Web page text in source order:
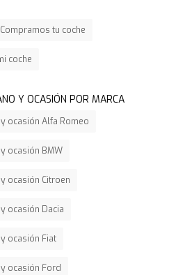
Compramos tu coche
coche
Y OCASIÓN POR MARCA
ocasión Alfa Romeo
ocasión BMW
ocasión Citroen
ocasión Dacia
ocasión Fiat
ocasión Ford